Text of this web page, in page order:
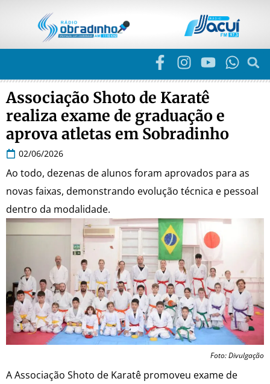
Associação Shoto de Karatê
realiza exame de graduação e
aprova atletas em Sobradinho
02/06/2026
Ao todo, dezenas de alunos foram aprovados para as
novas faixas, demonstrando evolução técnica e pessoal
dentro da modalidade.
Foto: Divulgação
A Associação Shoto de Karatê promoveu exame de